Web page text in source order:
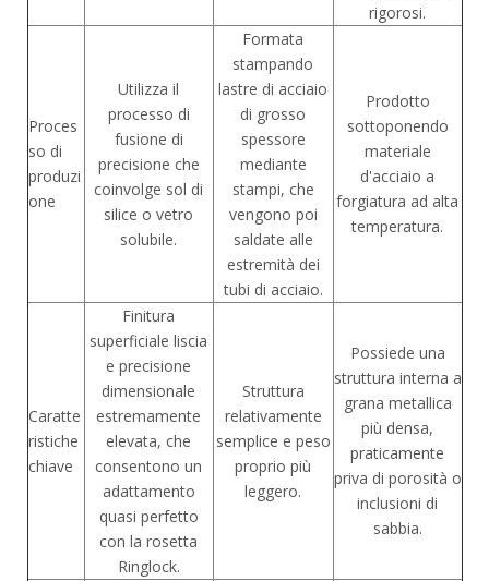
rigorosi.
Proces
so di
produzi
one
Utilizza il
processo di
fusione di
precisione che
coinvolge sol di
silice o vetro
solubile.
Formata
stampando
lastre di acciaio
di grosso
spessore
mediante
stampi, che
vengono poi
saldate alle
estremità dei
tubi di acciaio.
Prodotto
sottoponendo
materiale
d'acciaio a
forgiatura ad alta
temperatura.
Caratte
ristiche
chiave
Finitura
superficiale liscia
e precisione
dimensionale
estremamente
elevata, che
consentono un
adattamento
quasi perfetto
con la rosetta
Ringlock.
Struttura
relativamente
semplice e peso
proprio più
leggero.
Possiede una
struttura interna a
grana metallica
più densa,
praticamente
priva di porosità o
inclusioni di
sabbia.